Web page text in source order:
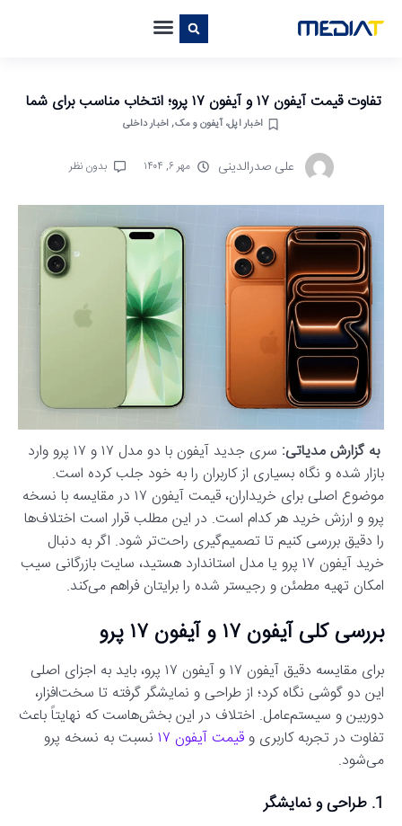
تفاوت قیمت آیفون ۱۷ و آیفون ۱۷ پرو؛ انتخاب مناسب برای شما
اخبار اپل، آیفون و مک,اخبار داخلی
علی صدرالدینی مهر ۶, ۱۴۰۴ بدون نظر
به گزارش مدیاتی:
سری جدید آیفون با دو مدل ۱۷ و ۱۷ پرو وارد
بازار شده و نگاه بسیاری از کاربران را به خود جلب کرده است.
موضوع اصلی برای خریداران، قیمت آیفون ۱۷ در مقایسه با نسخه
پرو و ارزش خرید هر کدام است. در این مطلب قرار است اختلاف‌ها
را دقیق بررسی کنیم تا تصمیم‌گیری راحت‌تر شود. اگر به دنبال
خرید آیفون ۱۷ پرو یا مدل استاندارد هستید، سایت بازرگانی سیب
امکان تهیه مطمئن و رجیستر شده را برایتان فراهم می‌کند.
بررسی کلی آیفون ۱۷ و آیفون ۱۷ پرو
برای مقایسه دقیق آیفون ۱۷ و آیفون ۱۷ پرو، باید به اجزای اصلی
این دو گوشی نگاه کرد؛ از طراحی و نمایشگر گرفته تا سخت‌افزار،
دوربین و سیستم‌عامل. اختلاف در این بخش‌هاست که نهایتاً باعث
تفاوت در تجربه کاربری وقیمت آیفون ۱۷
نسبت به نسخه پرو
می‌شود.
1. طراحی و نمایشگر